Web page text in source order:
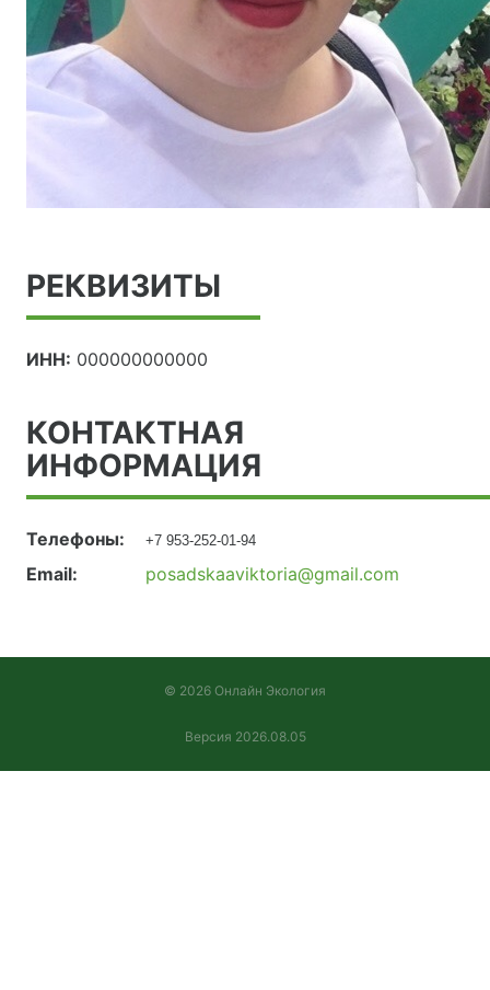
РЕКВИЗИТЫ
ИНН: 000000000000
КОНТАКТНАЯ
ИНФОРМАЦИЯ
Телефоны: +7 953-252-01-94
Email: posadskaaviktoria@gmail.com
© 2026 Онлайн Экология
Версия 2026.08.05